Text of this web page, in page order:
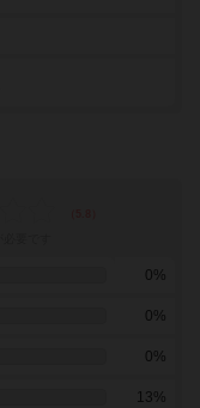
0%
0%
0%
13%